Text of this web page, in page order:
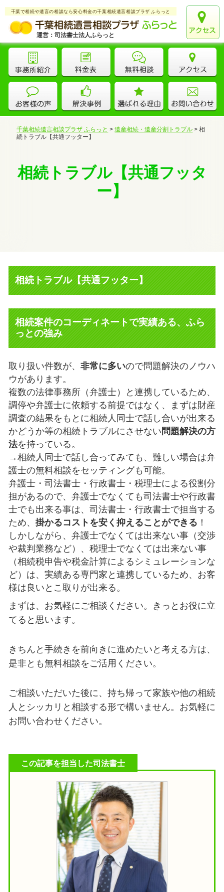
千葉で相続や遺言の相談なら安心料金の千葉相続遺言相談プラザ ふらっと
運営：司法書士法人ふらっと
千葉相続遺言相談プラザ ふらっと >遺産相続・遺産分割トラブル >相
続トラブル【共通フッター】
相続トラブル【共通フッタ
ー】
相続トラブル【共通フッター】
相続案件のコーディネートで実績ある、ふら
っとの強み
取り扱い件数が、 非常に多いので問題解決のノウハ
ウがあります。
複数の法律事務所（弁護士）と連携しているため、
調停や弁護士に依頼する前提ではなく、まずは財産
調査の結果をもとに相続人同士で話し合いが出来る
かどうか等の相続トラブルにさせない 問題解決の方
法を持っている。
→相続人同士で話し合ってみても、難しい場合は弁
護士の無料相談をセッティングも可能。
弁護士・司法書士・行政書士・税理士による役割分
担があるので、弁護士でなくても司法書士や行政書
士でも出来る事は、司法書士・行政書士で担当する
ため、 掛かるコストを安く抑えることができる ！
しかしながら、弁護士でなくては出来ない事（交渉
や裁判業務など）、税理士でなくては出来ない事
（相続税申告や税金計算によるシミュレーションな
ど）は、実績ある専門家と連携しているため、お客
様は良いとこ取りが出来る。
まずは、お気軽にご相談ください。きっとお役に立
てると思います。
きちんと手続きを前向きに進めたいと考える方は、
是非とも無料相談をご活用ください。
ご相談いただいた後に、持ち帰って家族や他の相続
人とシッカリと相談する形で構いません。お気軽に
お問い合わせください。
この記事を担当した司法書士